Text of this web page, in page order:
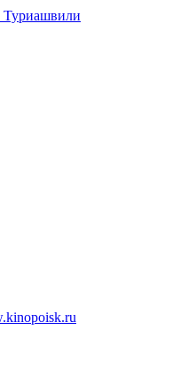
Туриашвили